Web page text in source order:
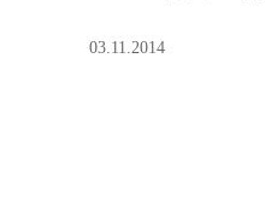
03.11.2014